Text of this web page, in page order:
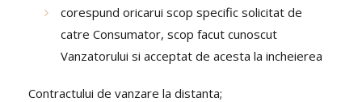
corespund oricarui scop specific solicitat de
catre Consumator, scop facut cunoscut
Vanzatorului si acceptat de acesta la incheierea
Contractului de vanzare la distanta;